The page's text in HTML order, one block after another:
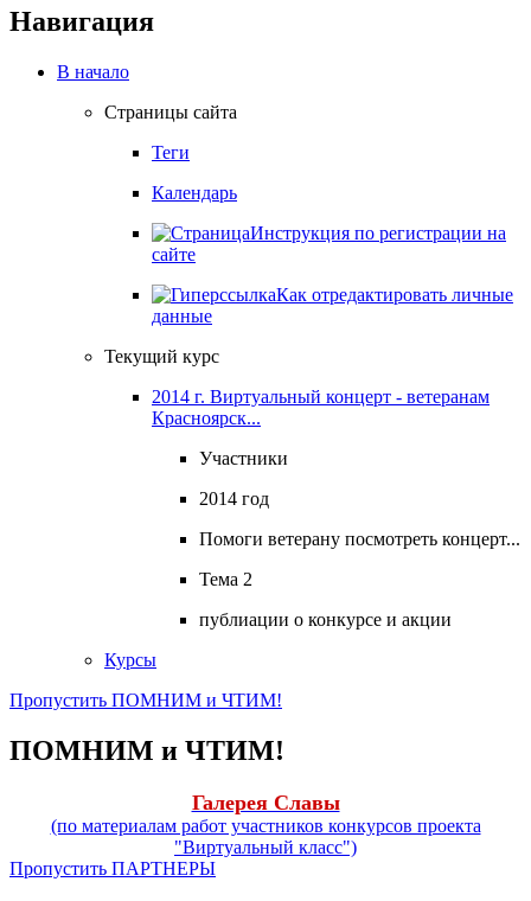
Навигация
В начало
Страницы сайта
Теги
Календарь
Инструкция по регистрации на
сайте
Как отредактировать личные
данные
Текущий курс
2014 г. Виртуальный концерт - ветеранам
Красноярск...
Участники
2014 год
Помоги ветерану посмотреть концерт...
Тема 2
публиации о конкурсе и акции
Курсы
Пропустить ПОМНИМ и ЧТИМ!
ПОМНИМ и ЧТИМ!
Галерея Славы
(по материалам работ участников конкурсов проекта
"Виртуальный класс")
Пропустить ПАРТНЕРЫ